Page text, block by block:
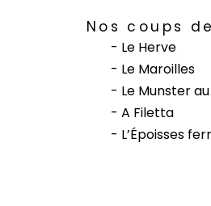
Nos coups
- Le Herve
- Le Maroilles
- Le Munster
- A Filetta
- L’Époisses